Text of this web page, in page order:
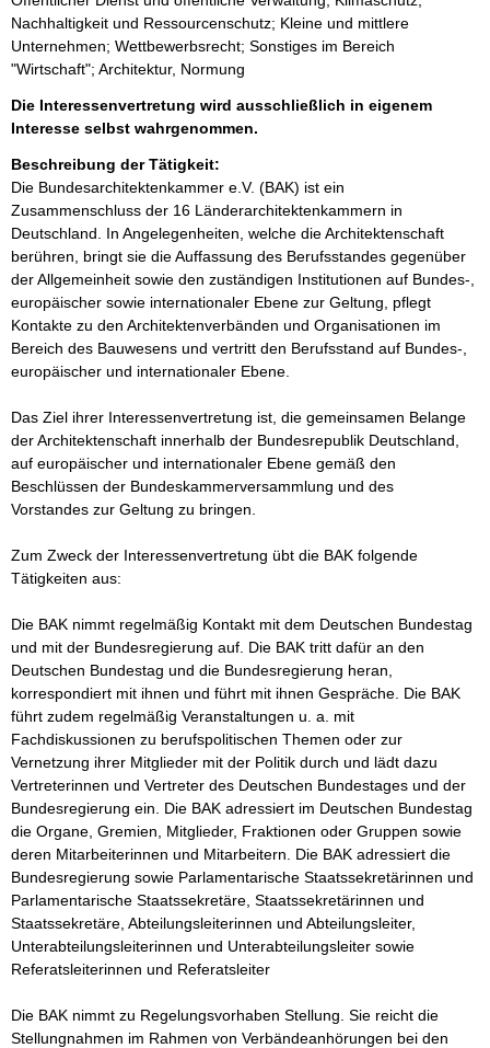
Nachhaltigkeit und Ressourcenschutz; Kleine und mittlere
Unternehmen; Wettbewerbsrecht; Sonstiges im Bereich
"Wirtschaft"; Architektur, Normung
Die Interessenvertretung wird ausschließlich in eigenem
Interesse selbst wahrgenommen.
Beschreibung der Tätigkeit:
Die Bundesarchitektenkammer e.V. (BAK) ist ein
Zusammenschluss der 16 Länderarchitektenkammern in
Deutschland. In Angelegenheiten, welche die Architektenschaft
berühren, bringt sie die Auffassung des Berufsstandes gegenüber
der Allgemeinheit sowie den zuständigen Institutionen auf Bundes-,
europäischer sowie internationaler Ebene zur Geltung, pflegt
Kontakte zu den Architektenverbänden und Organisationen im
Bereich des Bauwesens und vertritt den Berufsstand auf Bundes-,
europäischer und internationaler Ebene.
Das Ziel ihrer Interessenvertretung ist, die gemeinsamen Belange
der Architektenschaft innerhalb der Bundesrepublik Deutschland,
auf europäischer und internationaler Ebene gemäß den
Beschlüssen der Bundeskammerversammlung und des
Vorstandes zur Geltung zu bringen.
Zum Zweck der Interessenvertretung übt die BAK folgende
Tätigkeiten aus:
Die BAK nimmt regelmäßig Kontakt mit dem Deutschen Bundestag
und mit der Bundesregierung auf. Die BAK tritt dafür an den
Deutschen Bundestag und die Bundesregierung heran,
korrespondiert mit ihnen und führt mit ihnen Gespräche. Die BAK
führt zudem regelmäßig Veranstaltungen u. a. mit
Fachdiskussionen zu berufspolitischen Themen oder zur
Vernetzung ihrer Mitglieder mit der Politik durch und lädt dazu
Vertreterinnen und Vertreter des Deutschen Bundestages und der
Bundesregierung ein. Die BAK adressiert im Deutschen Bundestag
die Organe, Gremien, Mitglieder, Fraktionen oder Gruppen sowie
deren Mitarbeiterinnen und Mitarbeitern. Die BAK adressiert die
Bundesregierung sowie Parlamentarische Staatssekretärinnen und
Parlamentarische Staatssekretäre, Staatssekretärinnen und
Staatssekretäre, Abteilungsleiterinnen und Abteilungsleiter,
Unterabteilungsleiterinnen und Unterabteilungsleiter sowie
Referatsleiterinnen und Referatsleiter
Die BAK nimmt zu Regelungsvorhaben Stellung. Sie reicht die
Stellungnahmen im Rahmen von Verbändeanhörungen bei den